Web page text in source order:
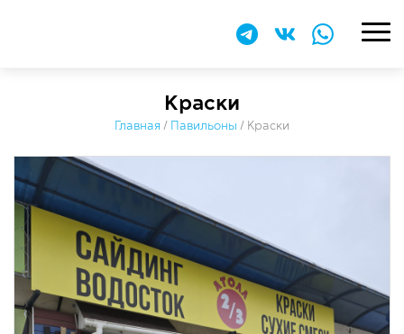
Краски
Главная / Павильоны / Краски